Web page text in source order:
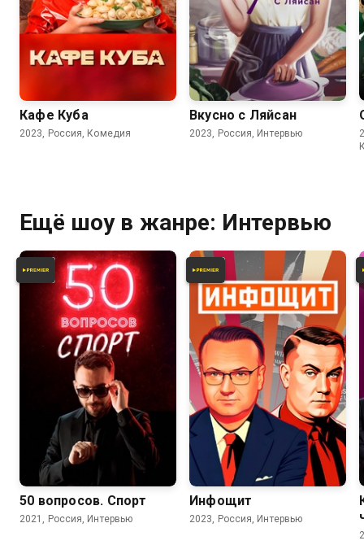
Кафе Куба
2023, Россия, Комедия
Вкусно с Ляйсан
2023, Россия, Интервью
Ещё шоу в жанре: Интервью
50 вопросов. Спорт
2021, Россия, Интервью
Инфощит
2023, Россия, Интервью